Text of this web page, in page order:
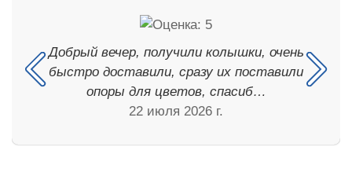
Добрый вечер, получили колышки, очень
быстро доставили, сразу их поставили
опоры для цветов, спасиб…
22 июля 2026 г.